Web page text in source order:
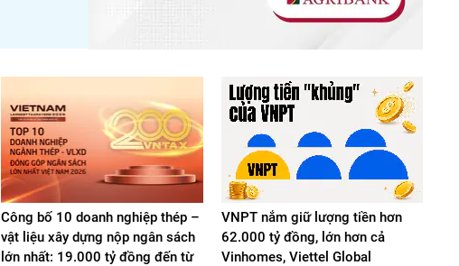
Công bố 10 doanh nghiệp thép –
vật liệu xây dựng nộp ngân sách
lớn nhất: 19.000 tỷ đồng đến từ
VNPT nắm giữ lượng tiền hơn
62.000 tỷ đồng, lớn hơn cả
Vinhomes, Viettel Global